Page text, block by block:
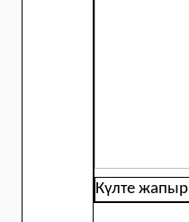
Күлте жапыр